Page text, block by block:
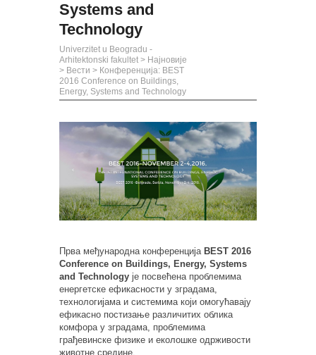
Systems and
Technology
Univerzitet u Beogradu -
Arhitektonski fakultet > Најновије
> Вести > Конференција: BEST
2016 Conference on Buildings,
Energy, Systems and Technology
Прва међународна конференција BEST 2016
Conference on Buildings, Energy, Systems
and Technology је посвећена проблемима
енергетске ефикасности у зградама,
технологијама и системима који омогућавају
ефикасно постизање различитих облика
комфора у зградама, проблемима
грађевинске физике и еколошке одрживости
животне средине.